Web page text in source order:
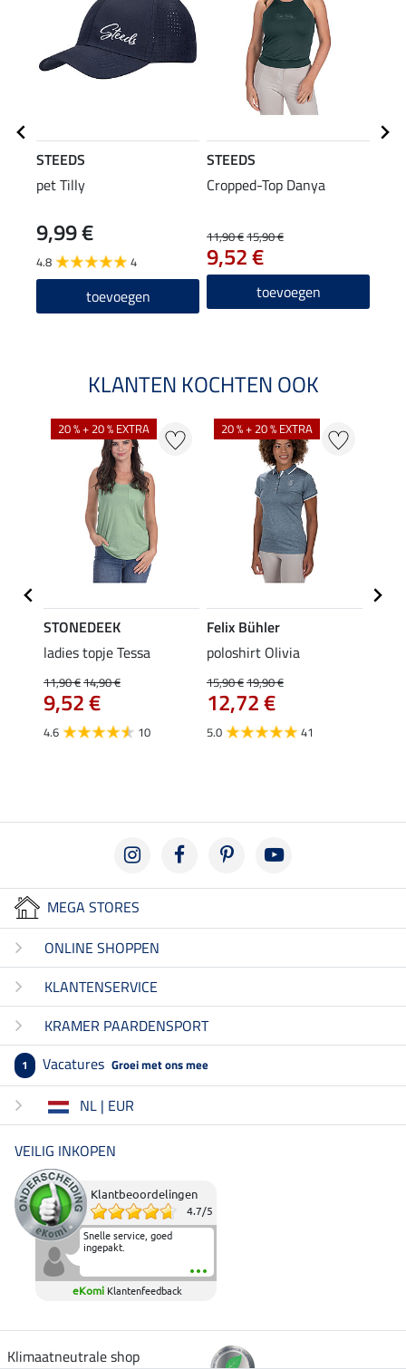
STEEDS
pet Tilly
9,99 €
4.8 4
toevoegen
STEEDS
Cropped-Top Danya
11,90 €15,90 €
9,52 €
toevoegen
KLANTEN KOCHTEN OOK
20 % + 20 % EXTRA
STONEDEEK
ladies topje Tessa
11,90 €14,90 €
9,52 €
4.6 10
20 % + 20 % EXTRA
Felix Bühler
poloshirt Olivia
15,90 €19,90 €
12,72 €
5.0 41
MEGA STORES
ONLINE SHOPPEN
KLANTENSERVICE
KRAMER PAARDENSPORT
1 Vacatures Groei met ons mee
NL | EUR
VEILIG INKOPEN
Klantbeoordelingen
4.7/5
Snelle service, goed
ingepakt.
eKomi Klantenfeedback
Klimaatneutrale shop